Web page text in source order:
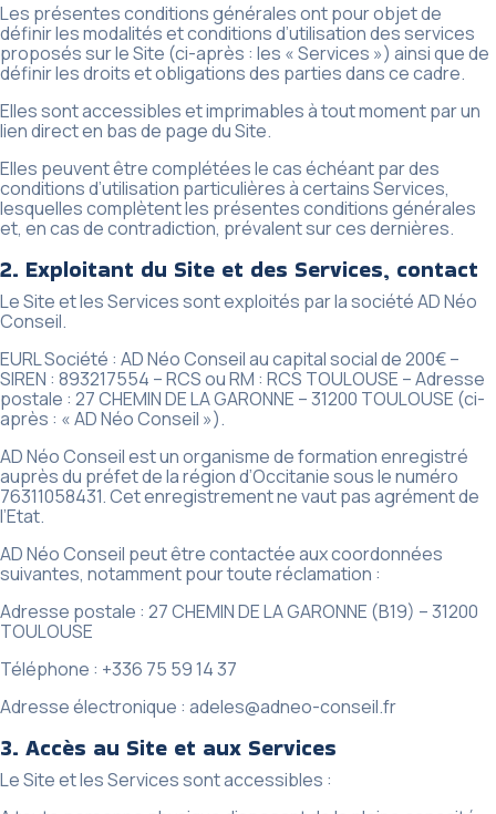
Les présentes conditions générales ont pour objet de
définir les modalités et conditions d’utilisation des services
proposés sur le Site (ci-après : les « Services ») ainsi que de
définir les droits et obligations des parties dans ce cadre.
Elles sont accessibles et imprimables à tout moment par un
lien direct en bas de page du Site.
Elles peuvent être complétées le cas échéant par des
conditions d’utilisation particulières à certains Services,
lesquelles complètent les présentes conditions générales
et, en cas de contradiction, prévalent sur ces dernières.
2. Exploitant du Site et des Services, contact
Le Site et les Services sont exploités par la société AD Néo
Conseil.
EURL Société : AD Néo Conseil au capital social de 200€ –
SIREN : 893217554 – RCS ou RM : RCS TOULOUSE – Adresse
postale : 27 CHEMIN DE LA GARONNE – 31200 TOULOUSE (ci-
après : « AD Néo Conseil »).
AD Néo Conseil est un organisme de formation enregistré
auprès du préfet de la région d’Occitanie sous le numéro
76311058431. Cet enregistrement ne vaut pas agrément de
l’Etat.
AD Néo Conseil peut être contactée aux coordonnées
suivantes, notamment pour toute réclamation :
Adresse postale : 27 CHEMIN DE LA GARONNE (B19) – 31200
TOULOUSE
Téléphone : +336 75 59 14 37
Adresse électronique : adeles@adneo-conseil.fr
3. Accès au Site et aux Services
Le Site et les Services sont accessibles :